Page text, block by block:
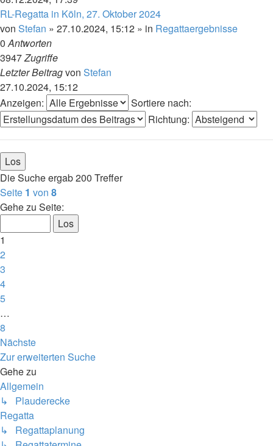
RL-Regatta in Köln, 27. Oktober 2024
von Stefan » 27.10.2024, 15:12 » in Regattaergebnisse
0Antworten
3947Zugriffe
Letzter Beitragvon Stefan
27.10.2024, 15:12
Anzeigen:
Sortiere nach:
Richtung:
Die Suche ergab 200 Treffer
Seite 1 von 8
Gehe zu Seite:
1
2
3
4
5
…
8
Nächste
Zur erweiterten Suche
Gehe zu
Allgemein
↳ Plauderecke
Regatta
↳ Regattaplanung